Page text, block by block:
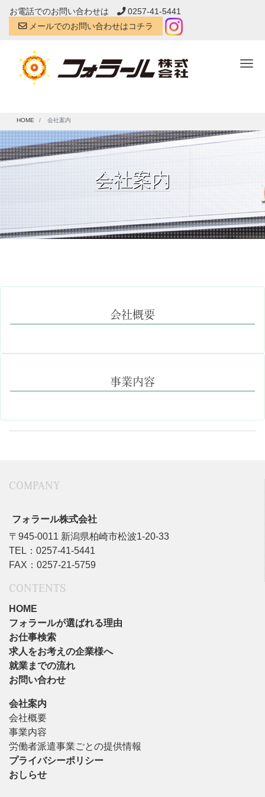
お電話でのお問い合わせは
0257-41-5441
メールでのお問い合わせはコチラ
HOME 会社案内
会社案内
会社概要
事業内容
COMPANY
フォラール株式会社
〒945-0011 新潟県柏崎市松波1-20-33
TEL：0257-41-5441
FAX：0257-21-5759
CONTENTS
HOME
フォラールが選ばれる理由
お仕事検索
求人をお考えの企業様へ
就業までの流れ
お問い合わせ
会社案内
会社概要
事業内容
労働者派遣事業ごとの提供情報
プライバシーポリシー
おしらせ